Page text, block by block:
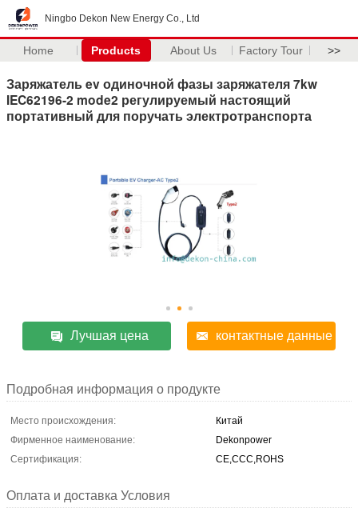
Ningbo Dekon New Energy Co., Ltd
Home Products About Us Factory Tour >>
Заряжатель ev одиночной фазы заряжателя 7kw
IEC62196-2 mode2 регулируемый настоящий
портативный для поручать электротранспорта
Лучшая цена контактные данные
Подробная информация о продукте
Место происхождения:
Китай
Фирменное наименование:
Dekonpower
Сертификация:
CE,CCC,ROHS
Оплата и доставка Условия